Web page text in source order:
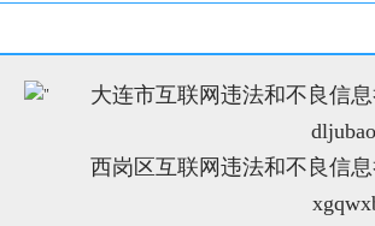
"
大连市互联网违法和不良信
西岗区互联网违法和不良信